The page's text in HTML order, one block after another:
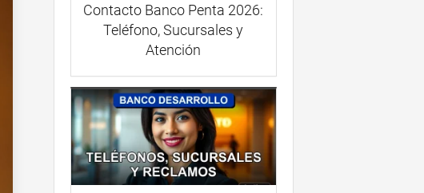
Contacto Banco Penta 2026:
Teléfono, Sucursales y
Atención